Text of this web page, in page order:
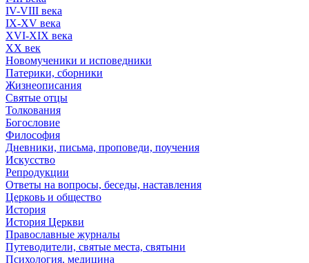
IV-VIII века
IX-XV века
XVI-XIX века
XX век
Новомученики и исповедники
Патерики, сборники
Жизнеописания
Святые отцы
Толкования
Богословие
Философия
Дневники, письма, проповеди, поучения
Искусство
Репродукции
Ответы на вопросы, беседы, наставления
Церковь и общество
История
История Церкви
Православные журналы
Путеводители, святые места, святыни
Психология, медицина